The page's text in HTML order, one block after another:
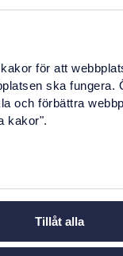
för att
ska fungera.
och förbättra
kakor".
Tillåt alla